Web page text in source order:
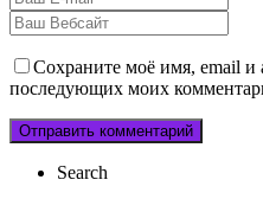
Сохраните моё имя, email и
последующих моих
Search